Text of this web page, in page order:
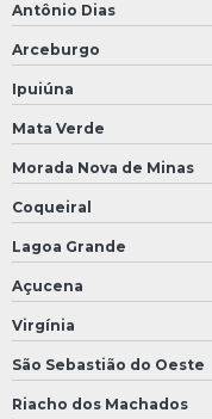
Antônio Dias
Arceburgo
Ipuiúna
Mata Verde
Morada Nova de Minas
Coqueiral
Lagoa Grande
Açucena
Virgínia
São Sebastião do Oeste
Riacho dos Machados